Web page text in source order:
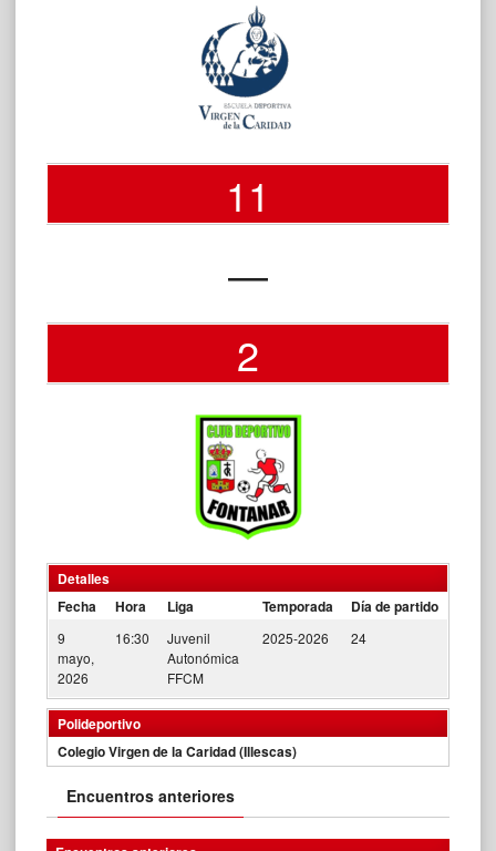
11
—
2
Detalles
Fecha
Hora Liga Temporada Día de partido
9
mayo,
2026
16:30
Juvenil
Autonómica
FFCM
2025-2026 24
Polideportivo
Colegio Virgen de la Caridad (Illescas)
Encuentros anteriores